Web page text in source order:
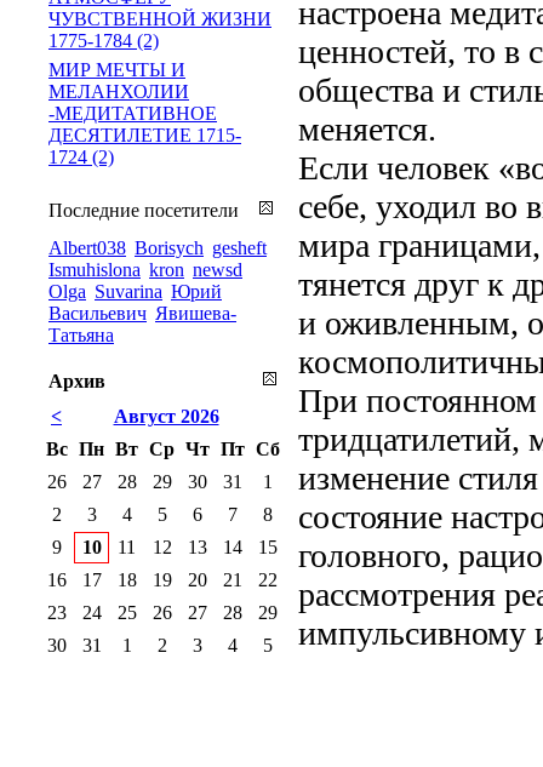
настроена
ценностей, то в
общества и
меняется.
Если человек
себе, уходил во
мира
тянется друг к
и оживленным,
При постоянном
тридцатилетий,
изменение
состояние
головного,
рассмотрения
импульсивному
ЧУВСТВЕННОЙ ЖИЗНИ
1775-1784 (2)
МИР МЕЧТЫ И
МЕЛАНХОЛИИ
-МЕДИТАТИВНОЕ
ДЕСЯТИЛЕТИЕ 1715-
1724 (2)
Последние посетители
Albert038 Borisych gesheft
Ismuhislona kron newsd
Olga Suvarina Юрий
Васильевич Явишева-
Татьяна
Архив
<
Август 2026
Вс Пн Вт Ср Чт Пт Сб
26
27 28 29 30 31
1
2
3 4 5 6 7
8
9
10 11 12 13 14
15
16
17 18 19 20 21
22
23
24 25 26 27 28
29
30
31 1 2 3 4 5